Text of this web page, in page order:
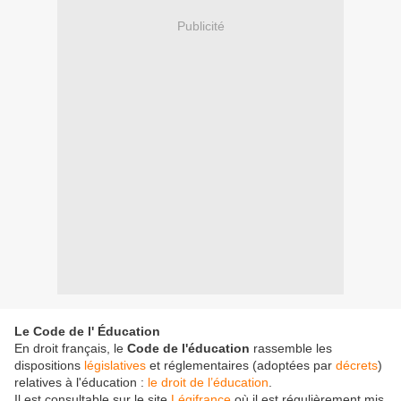
Publicité
Le Code de l' Éducation
En droit français, le Code de l'éducation rassemble les
dispositions législatives et réglementaires (adoptées par décrets)
relatives à l'éducation : le droit de l’éducation